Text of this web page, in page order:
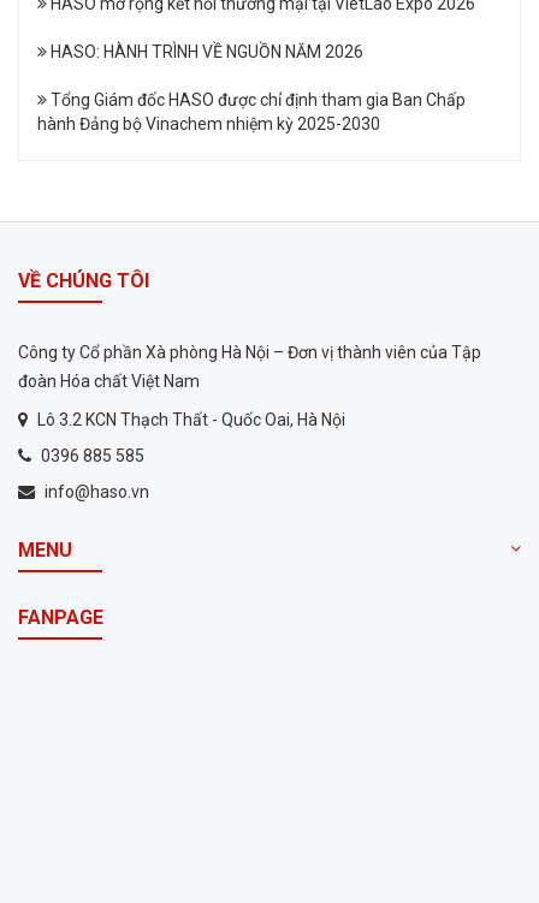
HASO mở rộng kết nối thương mại tại VietLao Expo 2026
HASO: HÀNH TRÌNH VỀ NGUỒN NĂM 2026
Tổng Giám đốc HASO được chỉ định tham gia Ban Chấp
hành Đảng bộ Vinachem nhiệm kỳ 2025-2030
VỀ CHÚNG TÔI
Công ty Cổ phần Xà phòng Hà Nội – Đơn vị thành viên của Tập
đoàn Hóa chất Việt Nam
Lô 3.2 KCN Thạch Thất - Quốc Oai, Hà Nội
0396 885 585
info@haso.vn
MENU
FANPAGE